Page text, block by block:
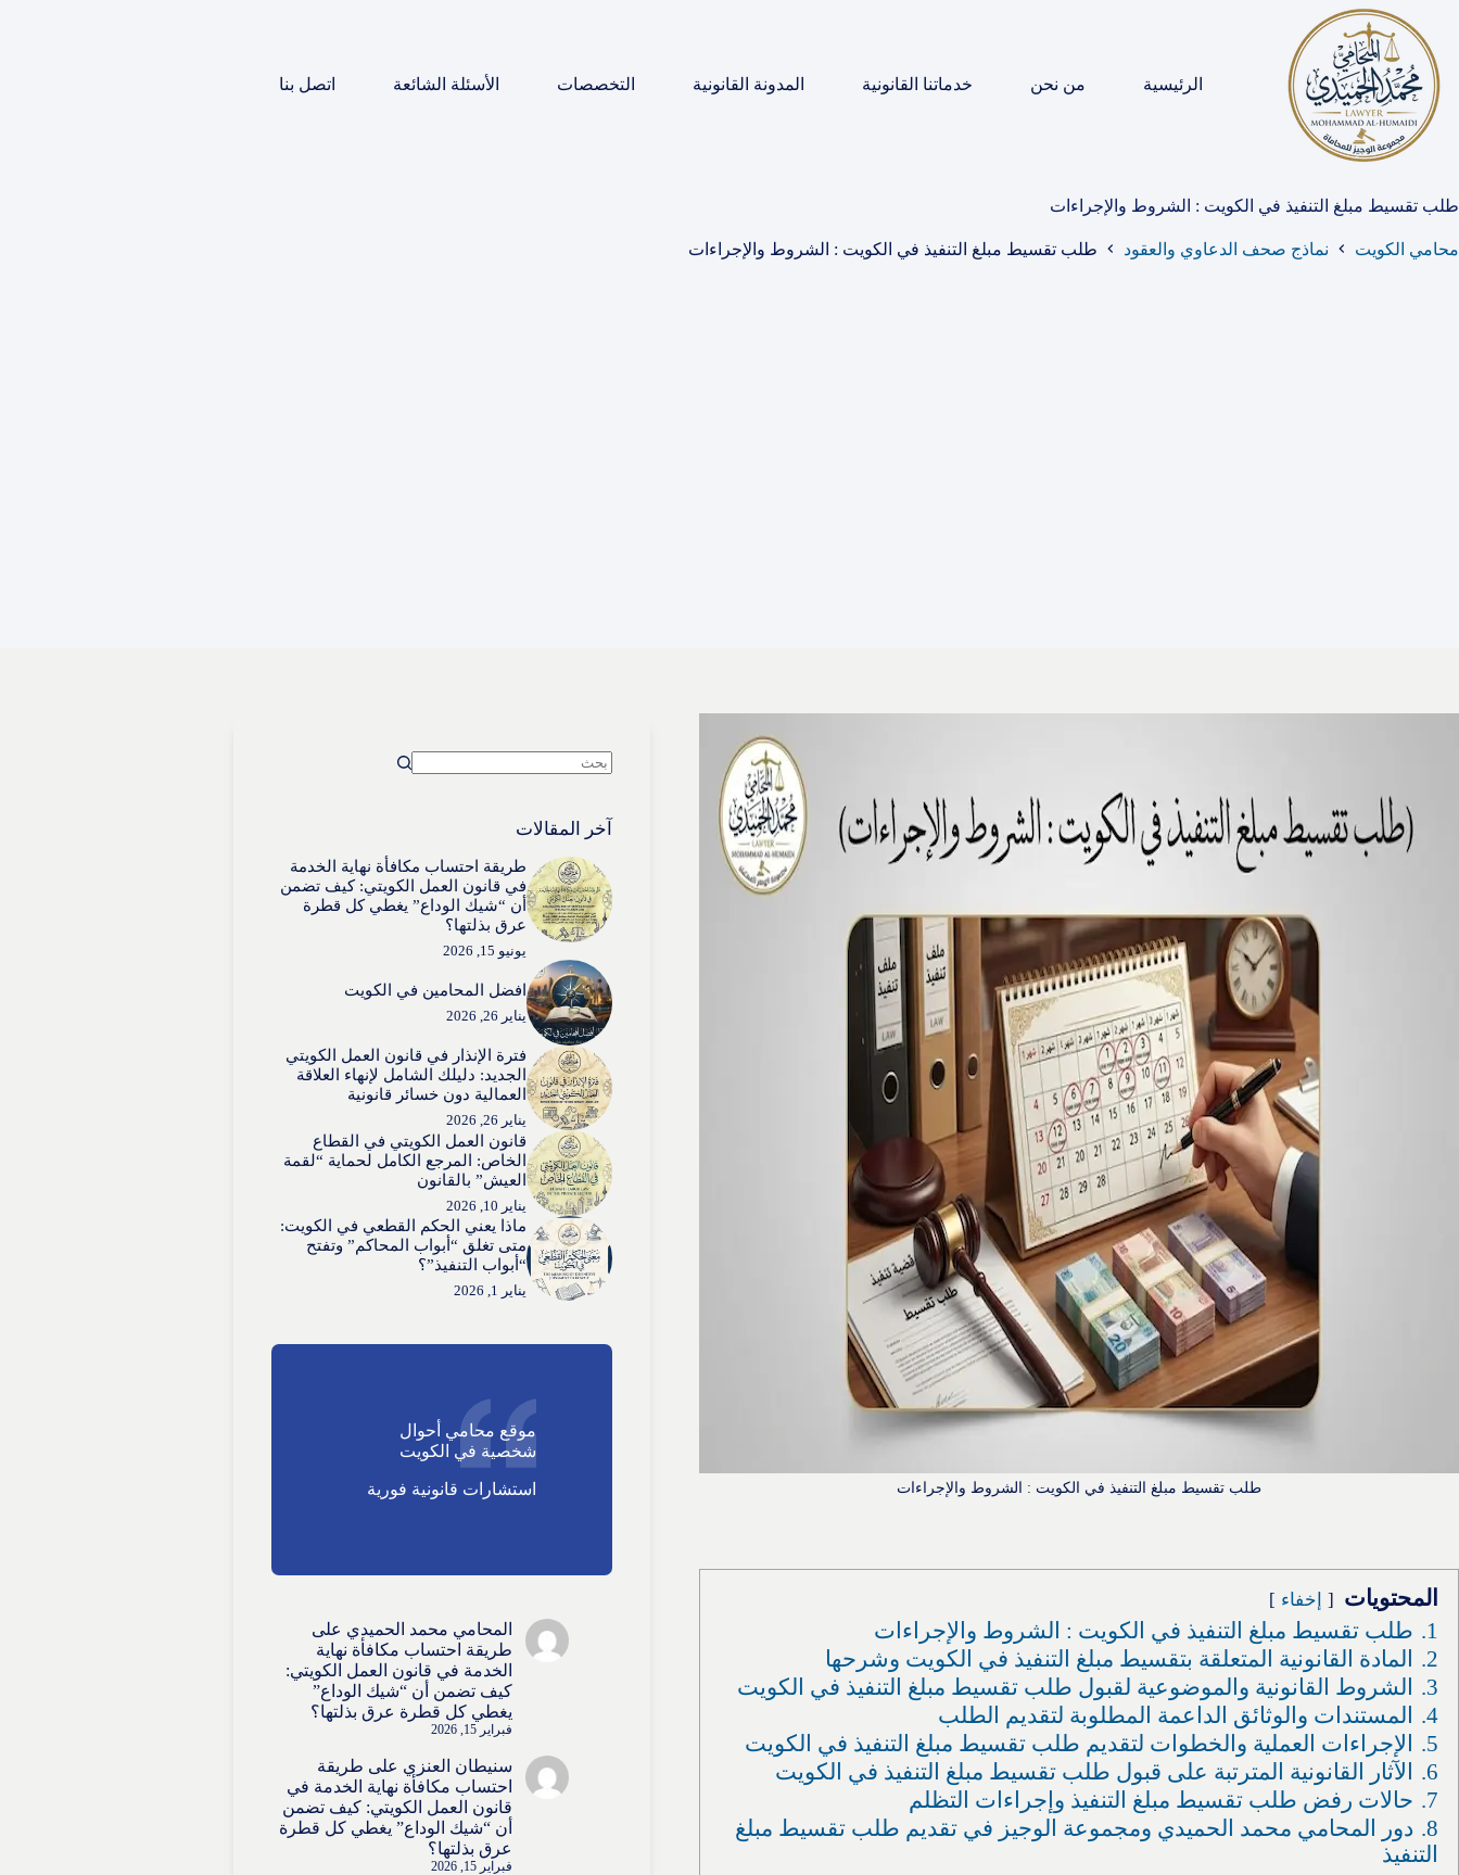
المحتوى
الرئيسية
من نحن خدماتنا القانونية المدونة القانونية التخصصات الأسئلة الشائعة اتصل بنا
طلب تقسيط مبلغ التنفيذ في الكويت : الشروط والإجراءات
محامي الكويت نماذج صحف الدعاوي والعقود طلب تقسيط مبلغ التنفيذ في الكويت : الشروط والإجراءات
طلب تقسيط مبلغ التنفيذ في الكويت : الشروط والإجراءات
المحتويات إخفاء
1.
طلب تقسيط مبلغ التنفيذ في الكويت : الشروط والإجراءات
2.
المادة القانونية المتعلقة بتقسيط مبلغ التنفيذ في الكويت وشرحها
3.
الشروط القانونية والموضوعية لقبول طلب تقسيط مبلغ التنفيذ في الكويت
4.
المستندات والوثائق الداعمة المطلوبة لتقديم الطلب
5.
الإجراءات العملية والخطوات لتقديم طلب تقسيط مبلغ التنفيذ في الكويت
6.
الآثار القانونية المترتبة على قبول طلب تقسيط مبلغ التنفيذ في الكويت
7.
حالات رفض طلب تقسيط مبلغ التنفيذ وإجراءات التظلم
8. دور المحامي محمد الحميدي ومجموعة الوجيز في تقديم طلب تقسيط مبلغ
التنفيذ
نتائج
آخر المقالات
طريقة احتساب مكافأة نهاية الخدمة
في قانون العمل الكويتي: كيف تضمن
أن “شيك الوداع” يغطي كل قطرة
عرق بذلتها؟
يونيو 15, 2026
افضل المحامين في الكويت
يناير 26, 2026
فترة الإنذار في قانون العمل الكويتي
الجديد: دليلك الشامل لإنهاء العلاقة
العمالية دون خسائر قانونية
يناير 26, 2026
قانون العمل الكويتي في القطاع
الخاص: المرجع الكامل لحماية “لقمة
العيش” بالقانون
يناير 10, 2026
ماذا يعني الحكم القطعي في الكويت:
متى تغلق “أبواب المحاكم” وتفتح
“أبواب التنفيذ”؟
يناير 1, 2026
موقع محامي أحوال
شخصية في الكويت
استشارات قانونية فورية
المحامي محمد الحميدي على
طريقة احتساب مكافأة نهاية
الخدمة في قانون العمل الكويتي:
كيف تضمن أن “شيك الوداع”
يغطي كل قطرة عرق بذلتها؟
فبراير 15, 2026
سنيطان العنزي على طريقة
احتساب مكافأة نهاية الخدمة في
قانون العمل الكويتي: كيف تضمن
أن “شيك الوداع” يغطي كل قطرة
عرق بذلتها؟
فبراير 15, 2026